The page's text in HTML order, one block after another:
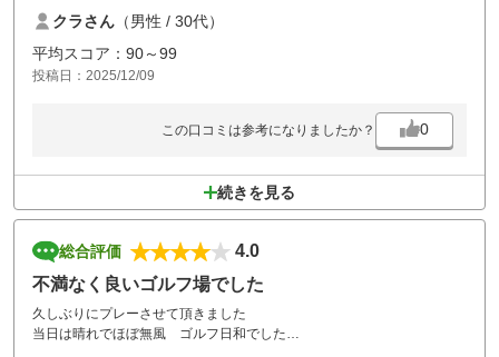
へ。
前回は待ち無しでしたが、今回はコンペをやっていたようで、各ホール
で1組程度の待ちが発生してました。
ワイワイコンペのように見えましたが、ピンポジがキツくて中々ホール
グリーン：ハゲてるところもなくgood
バンカー：入ったところはサラサラ
お風呂：シャワーの水圧素晴らしい
クラさん （男性 / 30代）
平均スコア：90～99
投稿日：2025/12/09
この口コミは参考になりましたか？ 0
続きを見る
総合評価
4.0
不満なく良いゴルフ場でした
久しぶりにプレーさせて頂きました
当日は晴れでほぼ無風 ゴルフ日和でした